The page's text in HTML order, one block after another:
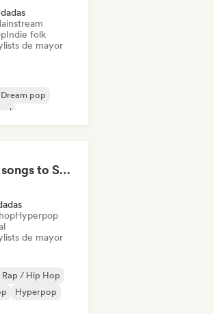
Indie folk
de mayor
Dream pop
Sexy & Hot songs to Set the Mood 🥀 🥵
Hyperpop
de mayor
/ Hip Hop
Hyperpop